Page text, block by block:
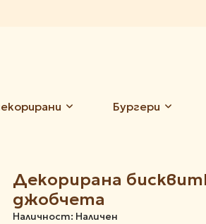
Бургери
Декорирана
джобчета
Наличност: Наличен